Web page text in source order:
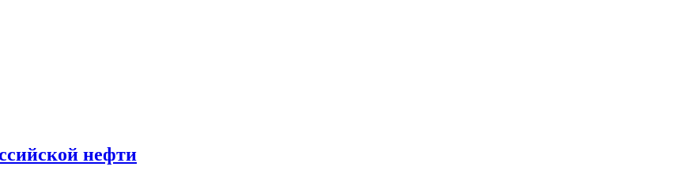
нефти